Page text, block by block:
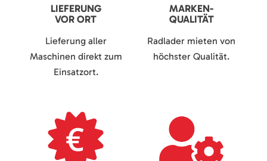
LIEFERUNG
VOR ORT
Lieferung aller
Maschinen direkt zum
Einsatzort.
MARKEN-
QUALITÄT
Radlader mieten von
höchster Qualität.